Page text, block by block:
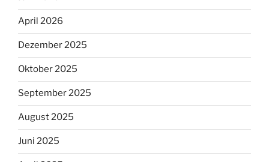
April 2026
Dezember 2025
Oktober 2025
September 2025
August 2025
Juni 2025